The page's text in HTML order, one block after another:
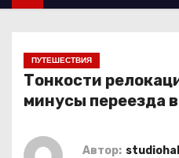
ПУТЕШЕСТВИЯ
Тонкости
минусы переезда
Автор: